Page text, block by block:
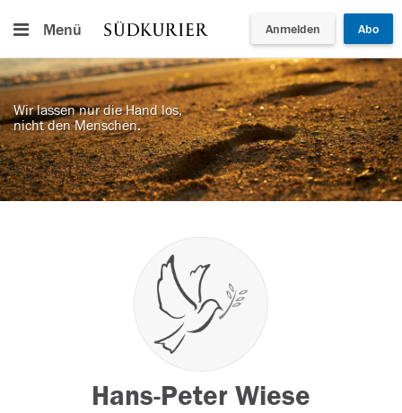
Menü Anmelden Abo
Wir lassen nur die Hand los,
nicht den Menschen.
Hans-Peter Wiese